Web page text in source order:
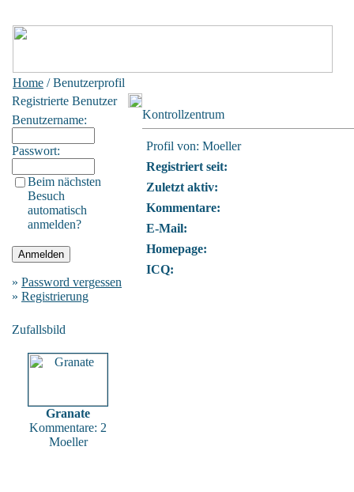
Home / Benutzerprofil
Registrierte Benutzer
Benutzername:
Passwort:
Beim nächsten
Besuch
automatisch
anmelden?
» Password vergessen
» Registrierung
Zufallsbild
Granate
Kommentare: 2
Moeller
Kontrollzentrum
Profil von: Moeller
Registriert seit:
Zuletzt aktiv:
Kommentare:
E-Mail:
Homepage:
ICQ: